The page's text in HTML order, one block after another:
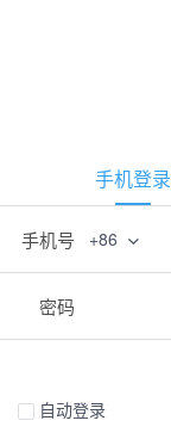
手机登录
手机号 +86
密码
自动登录